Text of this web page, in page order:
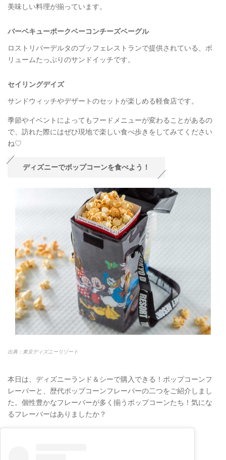
美味しい料理が揃っています。
バーベキューポークベーコンチーズベーグル
ロストリバーデルタのブッフェレストランで提供されている、ボ
リュームたっぷりのサンドイッチです。
セイリングデイズ
サンドウィッチやデザートのセットが楽しめる軽食店です。
季節やイベントによってもフードメニューが変わることがあるの
で、訪れた際にはぜひ現地で楽しい食べ歩きをしてみてください
ね♡
ディズニーでポップコーンを食べよう！
出典：東京ディズニーリゾート
本日は、ディズニーランド＆シーで購入できる！ポップコーンフ
レーバーと、歴代ポップコーンフレーバーの二つをご紹介しまし
た。個性豊かなフレーバーが多く揃うポップコーンたち！気にな
るフレーバーはありましたか？